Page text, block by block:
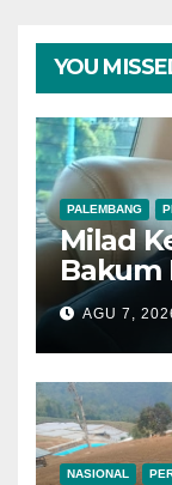
YOU
PALEMBANG
Milad
Bakum
Hukum
AGU 7,
NASIONAL